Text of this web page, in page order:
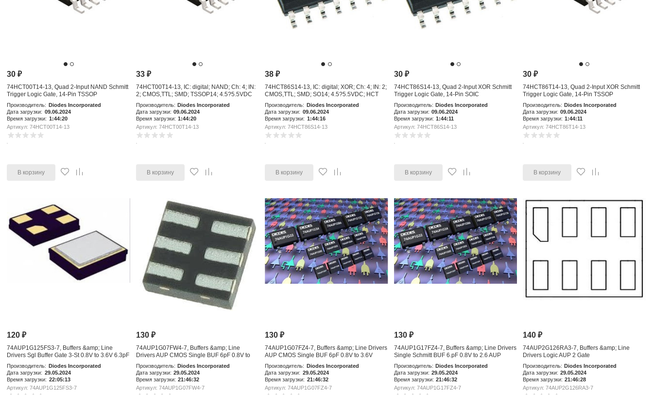
30₽
74HCT00T14-13, Quad 2-Input NAND Schmitt
Trigger Logic Gate, 14-Pin TSSOP
Производитель: Diodes Incorporated
Дата загрузки: 09.06.2024
Время загрузки: 1:44:20
Артикул: 74HCT00T14-13
В корзину
33 ₽
74HCT00T14-13, IC: digital; NAND; Ch: 4; IN:
2; CMOS,TTL; SMD; TSSOP14; 4.5?5.5VDC
Производитель: Diodes Incorporated
Дата загрузки: 09.06.2024
Время загрузки: 1:44:20
Артикул: 74HCT00T14-13
В корзину
38₽
74HCT86S14-13, IC: digital; XOR; Ch: 4; IN: 2;
CMOS,TTL; SMD; SO14; 4.5?5.5VDC; HCT
Производитель: Diodes Incorporated
Дата загрузки: 09.06.2024
Время загрузки: 1:44:16
Артикул: 74HCT86S14-13
В корзину
30 ₽
74HCT86S14-13, Quad 2-Input XOR Schmitt
Trigger Logic Gate, 14-Pin SOIC
Производитель: Diodes Incorporated
Дата загрузки: 09.06.2024
Время загрузки: 1:44:11
Артикул: 74HCT86S14-13
В корзину
30₽
74HCT86T14-13, Quad 2-Input XOR Schmitt
Trigger Logic Gate, 14-Pin TSSOP
Производитель: Diodes Incorporated
Дата загрузки: 09.06.2024
Время загрузки: 1:44:11
Артикул: 74HCT86T14-13
В корзину
120₽
74AUP1G125FS3-7, Buffers &amp; Line
Drivers Sgl Buffer Gate 3-St 0.8V to 3.6V 6.3pF
Производитель: Diodes Incorporated
Дата загрузки: 29.05.2024
Время загрузки: 22:05:13
Артикул: 74AUP1G125FS3-7
130 ₽
74AUP1G07FW4-7, Buffers &amp; Line
Drivers AUP CMOS Single BUF 6pF 0.8V to
3.6V
Производитель: Diodes Incorporated
Дата загрузки: 29.05.2024
Время загрузки: 21:46:32
Артикул: 74AUP1G07FW4-7
130₽
74AUP1G07FZ4-7, Buffers &amp; Line Drivers
AUP CMOS Single BUF 6pF 0.8V to 3.6V
Производитель: Diodes Incorporated
Дата загрузки: 29.05.2024
Время загрузки: 21:46:32
Артикул: 74AUP1G07FZ4-7
130 ₽
74AUP1G17FZ4-7, Buffers &amp; Line Drivers
Single Schmitt BUF 6.pF 0.8V to 2.6 AUP
Производитель: Diodes Incorporated
Дата загрузки: 29.05.2024
Время загрузки: 21:46:32
Артикул: 74AUP1G17FZ4-7
140₽
74AUP2G126RA3-7, Buffers &amp; Line
Drivers Logic AUP 2 Gate
Производитель: Diodes Incorporated
Дата загрузки: 29.05.2024
Время загрузки: 21:46:28
Артикул: 74AUP2G126RA3-7